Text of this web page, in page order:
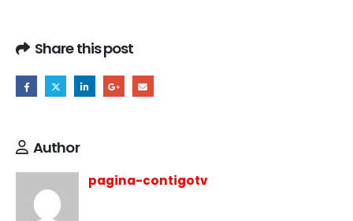
Share this post
Author
pagina-contigotv